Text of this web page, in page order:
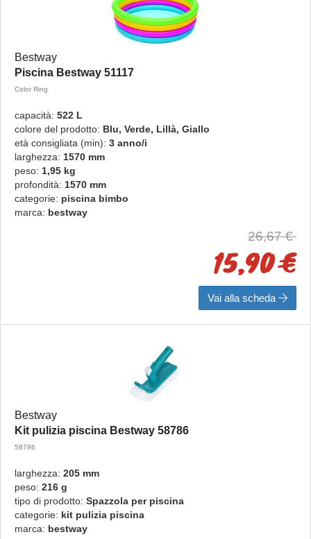
Bestway
Piscina Bestway 51117
Color Ring
capacità: 522 L
colore del prodotto: Blu, Verde, Lillà, Giallo
età consigliata (min): 3 anno/i
larghezza: 1570 mm
peso: 1,95 kg
profondità: 1570 mm
categorie: piscina bimbo
marca: bestway
26,67 €
15,90 €
Vai alla scheda
Bestway
Kit pulizia piscina Bestway 58786
58786
larghezza: 205 mm
peso: 216 g
tipo di prodotto: Spazzola per piscina
categorie: kit pulizia piscina
marca: bestway